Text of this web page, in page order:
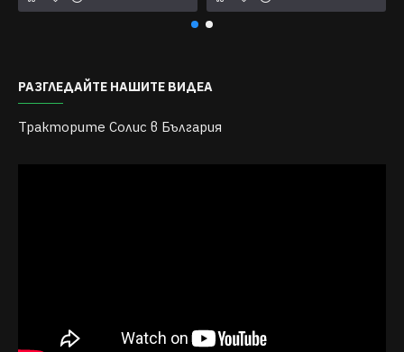
РАЗГЛЕДАЙТЕ НАШИТЕ ВИДЕА
Тракторите Солис в България